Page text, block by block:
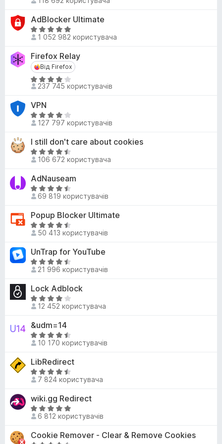
,
4
з
ц
н
к
4
,
4
з
AdBlocker Ultimate
О
ц
і
н
к
а
,
8
з
1 052 982 користувача
Firefox Relay
Від Firefox
Від Firefox
О
ц
і
н
к
4
,
2
з
5
237 745 користувачів
VPN
О
ц
і
н
к
4
,
2
5
127 797 користувачів
I still don't care about cookies
О
ц
н
к
4
,
6
5
106 672 користувача
AdNauseam
О
ц
і
н
к
4
,
7
5
69 819 користувачів
Popup Blocker Ultimate
О
ц
і
н
к
4
,
7
5
50 413 користувачів
UnTrap for YouTube
О
ц
і
н
к
4
,
3
5
21 996 користувачів
Lock Adblock
О
ц
н
к
4
з
5
12 452 користувача
&udm=14
О
ц
і
н
к
4
,
5
5
10 170 користувачів
LibRedirect
О
ц
н
к
4
7 824 користувача
wiki.gg Redirect
О
ц
н
6 812 користувачів
Cookie Remover - Clear & Remove Cookies